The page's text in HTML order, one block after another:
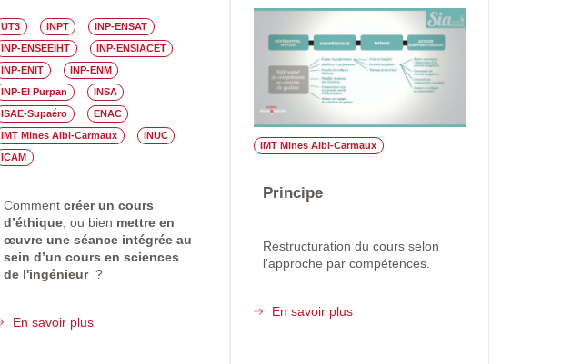
UT3 INPT
INP-ENSAT
INP-ENSEEIHT
INP-ENSIACET
INP-ENIT
INP-ENM
INP-EI Purpan
INSA
ISAE-Supaéro
ENAC
IMT Mines Albi-Carmaux
INUC
ICAM
Comment créer un cours
d’éthique , ou bien mettre en
œuvre une séance intégrée au
sein d’un cours en sciences
de l'ingénieur?
En savoir plus
IMT Mines Albi-Carmaux
Principe
Restructuration du cours selon
l'approche par compétences.
En savoir plus